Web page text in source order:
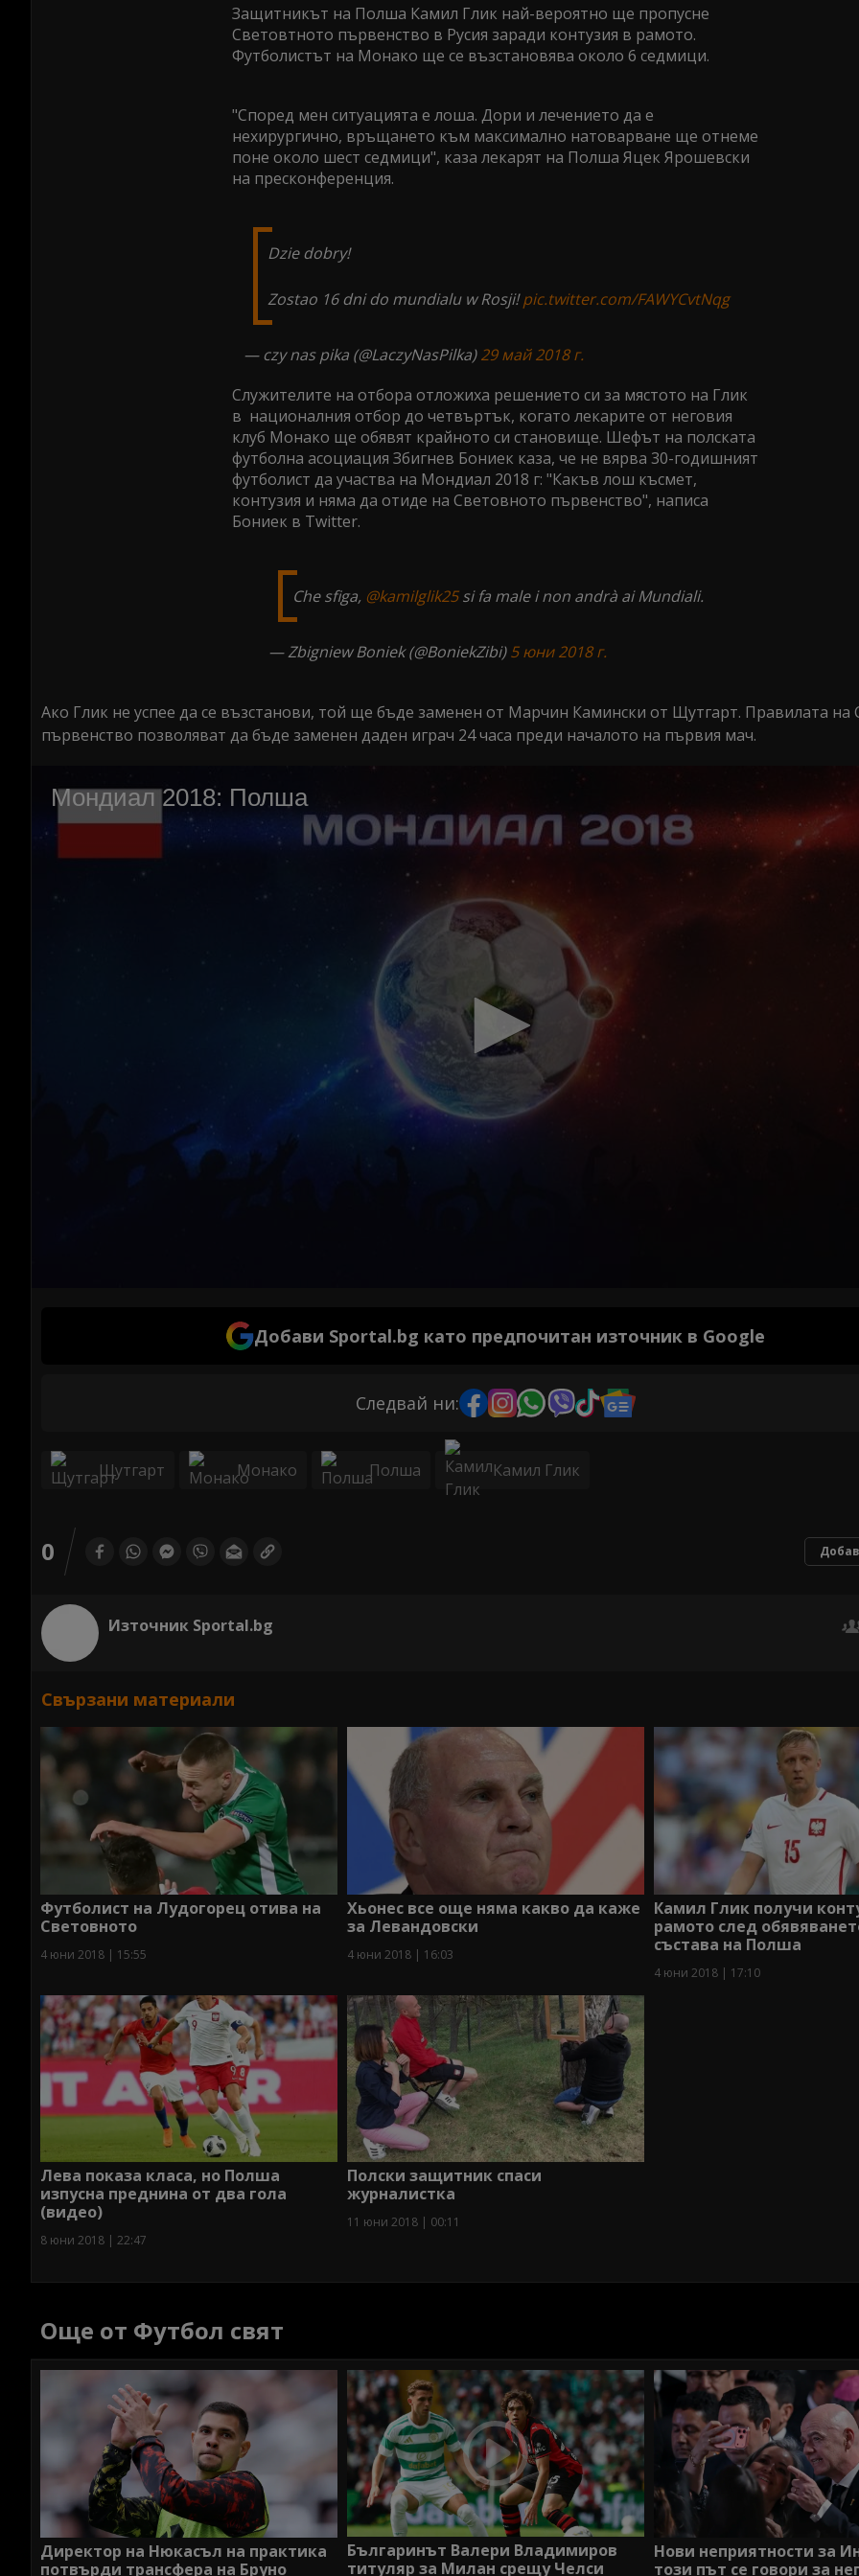
Защитникът на Полша Камил Глик най-вероятно ще пропусне
Световтното първенство в Русия заради контузия в рамото.
Футболистът на Монако ще се възстановява около 6 седмици.
"Според мен ситуацията е лоша. Дори и лечението да е
нехирургично, връщането към максимално натоварване ще отнеме
поне около шест седмици", каза лекарят на Полша Яцек Ярошевски
на пресконференция.
Dzie dobry!
Zostao 16 dni do mundialu w Rosji!pic.twitter.com/FAWYCvtNqg
— czy nas pika (@LaczyNasPilka)29 май 2018 г.
Служителите на отбора отложиха решението си за мястото на Глик
в националния отбор до четвъртък, когато лекарите от неговия
клуб Монако ще обявят крайното си становище. Шефът на полската
футболна асоциация Збигнев Бониек каза, че не вярва 30-годишният
футболист да участва на Мондиал 2018 г: "Какъв лош късмет,
контузия и няма да отиде на Световното първенство", написа
Бониек в Twitter.
Che sfiga, @kamilglik25si fa male i non andrà ai Mundiali.
— Zbigniew Boniek (@BoniekZibi)5 юни 2018 г.
Ако Глик не успее да се възстанови, той ще бъде заменен от Марчин Камински от Щутгарт. Правилата на
първенство позволяват да бъде заменен даден играч 24 часа преди началото на първия мач.
Добави Sportal.bg като предпочитан източник в Google
Следвай ни:
Щутгарт Монако Полша Камил Глик
0
Източник Sportal.bg
Свързани материали
Футболист на Лудогорец отива на
Световното
4 юни 2018 | 15:55
Хьонес все още няма какво да каже
за Левандовски
4 юни 2018 | 16:03
Камил Глик получи
рамото след
състава на Полша
4 юни 2018 | 17:10
Лева показа класа, но Полша
изпусна преднина от два гола
(видео)
8 юни 2018 | 22:47
Полски защитник спаси
журналистка
11 юни 2018 | 00:11
Още от Футбол свят
Директор на Нюкасъл на практика
потвърди трансфера на Бруно
Българинът Валери Владимиров
титуляр за Милан срещу Челси
Нови неприятности за
този път се говори за